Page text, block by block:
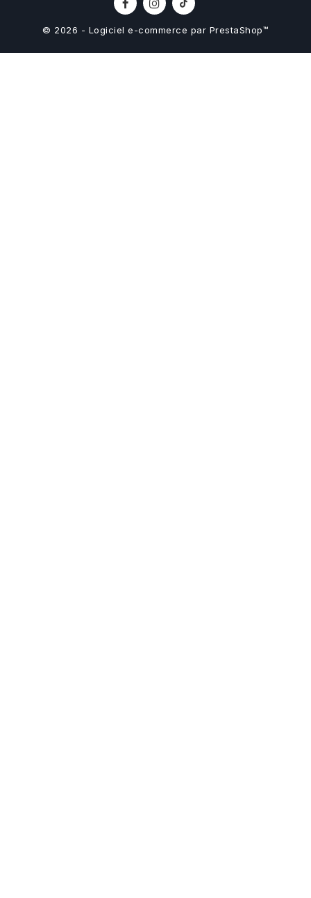
© 2026 - Logiciel e-commerce par PrestaShop™